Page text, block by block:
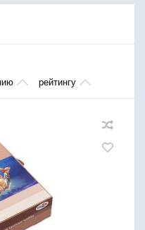
рейтингу